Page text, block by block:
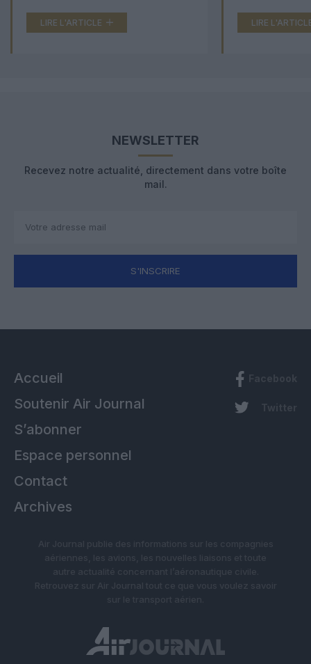
LIRE L'ARTICLE LIRE
NEWSLETTER
Recevez notre actualité, directement dans votre boîte
mail.
S'INSCRIRE
Accueil
Soutenir Air Journal
S’abonner
Espace personnel
Contact
Archives